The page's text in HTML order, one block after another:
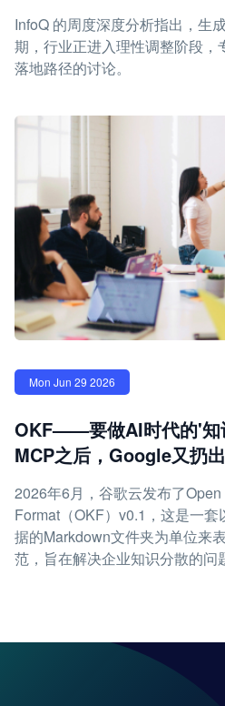
InfoQ 的周度深度分析指出，生
期，行业正进入理性调整阶段，
落地路径的讨论。
Mon Jun 29 2026
OKF——要做AI时代的'
MCP之后，Google又扔
2026年6月，谷歌云发布了
Format（OKF）v0.1，这是一套
据的Markdown文件夹为单位来
范，旨在解决企业知识分散的问